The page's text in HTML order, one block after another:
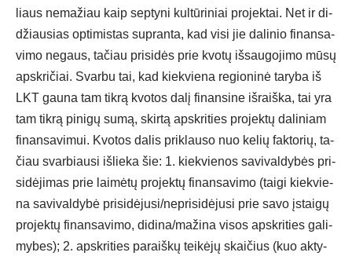
liaus ne­ma­žiau kaip sep­ty­ni kul­tū­ri­niai pro­jek­tai. Net ir di­
džiau­sias op­ti­mis­tas su­pran­ta, kad vi­si jie da­li­nio fi­nan­sa­
vi­mo ne­gaus, ta­čiau pri­si­dės prie kvo­tų iš­sau­go­ji­mo mū­sų
ap­skri­čiai. Svar­bu tai, kad kiek­vie­na re­gio­ni­nė ta­ry­ba iš
LKT gau­na tam tik­rą kvo­tos da­lį fi­nan­si­ne iš­raiš­ka, tai yra
tam tik­rą pi­ni­gų su­mą, skir­tą ap­skri­ties pro­jek­tų da­li­niam
fi­nan­sa­vi­mui. Kvo­tos da­lis pri­klau­so nuo ke­lių fak­to­rių, ta­
čiau svar­biau­si iš­lie­ka šie: 1. kiek­vie­nos sa­vi­val­dy­bės pri­
si­dė­ji­mas prie lai­mė­tų pro­jek­tų fi­nan­sa­vi­mo (tai­gi kiek­vie­
na sa­vi­val­dy­bė prisidėjusi/neprisidėjusi prie sa­vo įstai­gų
pro­jek­tų fi­nan­sa­vi­mo, didina/mažina vi­sos ap­skri­ties ga­li­
my­bes); 2. ap­skri­ties pa­raiš­kų tei­kė­jų skai­čius (kuo ak­ty­